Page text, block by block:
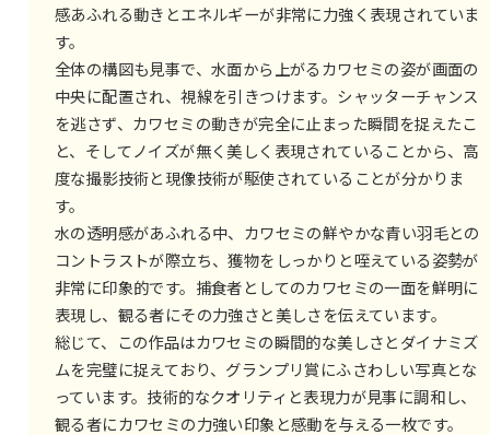
感あふれる動きとエネルギーが非常に力強く表現されていま
す。
全体の構図も見事で、水面から上がるカワセミの姿が画面の
中央に配置され、視線を引きつけます。シャッターチャンス
を逃さず、カワセミの動きが完全に止まった瞬間を捉えたこ
と、そしてノイズが無く美しく表現されていることから、高
度な撮影技術と現像技術が駆使されていることが分かりま
す。
水の透明感があふれる中、カワセミの鮮やかな青い羽毛との
コントラストが際立ち、獲物をしっかりと咥えている姿勢が
非常に印象的です。捕食者としてのカワセミの一面を鮮明に
表現し、観る者にその力強さと美しさを伝えています。
総じて、この作品はカワセミの瞬間的な美しさとダイナミズ
ムを完璧に捉えており、グランプリ賞にふさわしい写真とな
っています。技術的なクオリティと表現力が見事に調和し、
観る者にカワセミの力強い印象と感動を与える一枚です。